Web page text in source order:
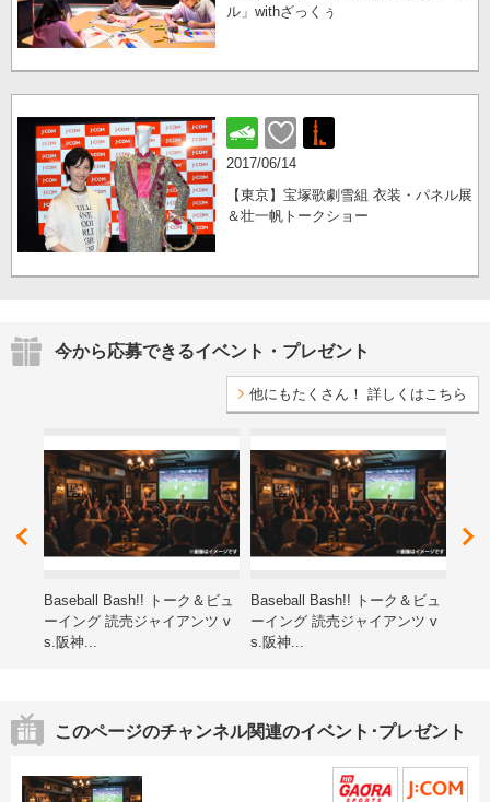
ル」withざっくぅ
2017/06/14
【東京】宝塚歌劇雪組 衣装・パネル展
＆壮一帆トークショー
今から応募できるイベント・プレゼント
他にもたくさん！ 詳しくはこちら
Baseball Bash!! トーク＆ビュ
ーイング 読売ジャイアンツ v
s.阪神...
Baseball Bash!! トーク＆ビュ
ーイング 読売ジャイアンツ v
s.阪神...
このページのチャンネル関連のイベント･プレゼント